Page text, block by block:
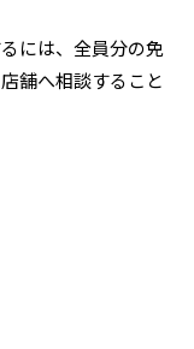
には、全員分の免
舗へ相談すること